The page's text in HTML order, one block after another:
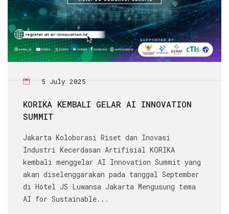
5 July 2025
KORIKA KEMBALI GELAR AI INNOVATION
SUMMIT
Jakarta Koloborasi Riset dan Inovasi
Industri Kecerdasan Artifisial KORIKA
kembali menggelar AI Innovation Summit yang
akan diselenggarakan pada tanggal September
di Hotel JS Luwansa Jakarta Mengusung tema
AI for Sustainable...